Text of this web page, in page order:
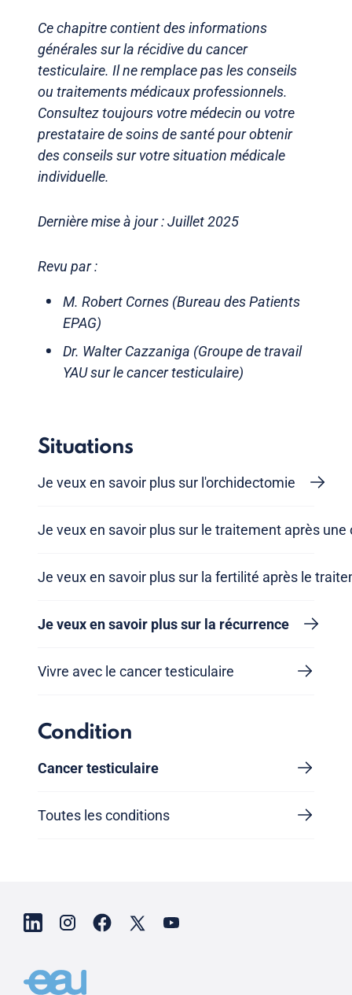
Ce chapitre contient des informations
générales sur la récidive du cancer
testiculaire. Il ne remplace pas les conseils
ou traitements médicaux professionnels.
Consultez toujours votre médecin ou votre
prestataire de soins de santé pour obtenir
des conseils sur votre situation médicale
individuelle.
Dernière mise à jour : Juillet 2025
Revu par :
M. Robert Cornes (Bureau des Patients
EPAG)
Dr. Walter Cazzaniga (Groupe de travail
YAU sur le cancer testiculaire)
Situations
Je veux en savoir plus sur l'orchidectomie
Je veux en savoir plus sur le traitement après
Je veux en savoir plus sur la fertilité après le
Je veux en savoir plus sur la récurrence
Vivre avec le cancer testiculaire
Condition
Cancer testiculaire
Toutes les conditions